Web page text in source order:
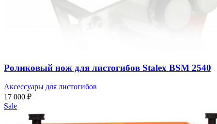
Роликовый нож для листогибов Stalex BSM 2540
Аксессуары для листогибов
17 000 ₽
Sale